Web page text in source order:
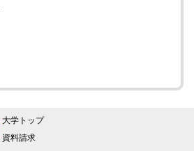
大学トップ
資料請求